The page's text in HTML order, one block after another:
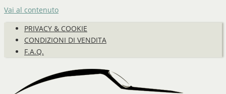
Vai al contenuto
PRIVACY & COOKIE
CONDIZIONI DI VENDITA
F.A.Q.